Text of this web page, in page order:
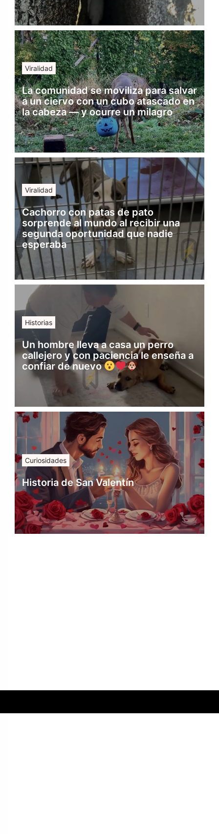
Viralidad
La comunidad se moviliza para salvar
a un ciervo con un cubo atascado en
la cabeza — y ocurre un milagro
Viralidad
Cachorro con patas de pato
sorprende al mundo al recibir una
segunda oportunidad que nadie
esperaba
Historias
Un hombre lleva a casa un perro
callejero y con paciencia le enseña a
confiar de nuevo
Curiosidades
Historia de San Valentín